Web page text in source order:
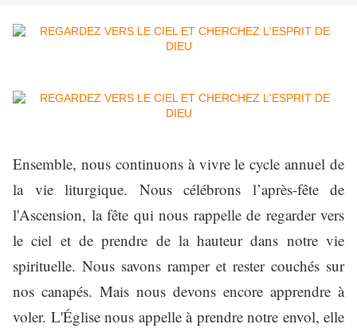
Ensemble, nous continuons à vivre le cycle annuel de
la vie liturgique. Nous célébrons l’après-fête de
l'Ascension, la fête qui nous rappelle de regarder vers
le ciel et de prendre de la hauteur dans notre vie
spirituelle. Nous savons ramper et rester couchés sur
nos canapés. Mais nous devons encore apprendre à
voler. L'Église nous appelle à prendre notre envol, elle